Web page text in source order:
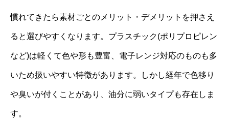
慣れてきたら素材ごとのメリット・デメリットを押さえ
ると選びやすくなります。プラスチック(ポリプロピレン
など)は軽くて色や形も豊富、電子レンジ対応のものも多
いため扱いやすい特徴があります。しかし経年で色移り
や臭いが付くことがあり、油分に弱いタイプも存在しま
す。